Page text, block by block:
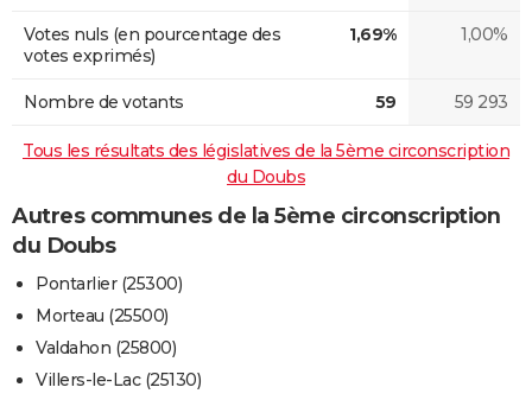
Votes nuls (en pourcentage des
votes exprimés)
1,69% 1,00%
Nombre de votants 59 59 293
Tous les résultats des législatives de la 5ème circonscription
du Doubs
Autres communes de la 5ème circonscription
du Doubs
Pontarlier (25300)
Morteau (25500)
Valdahon (25800)
Villers-le-Lac (25130)